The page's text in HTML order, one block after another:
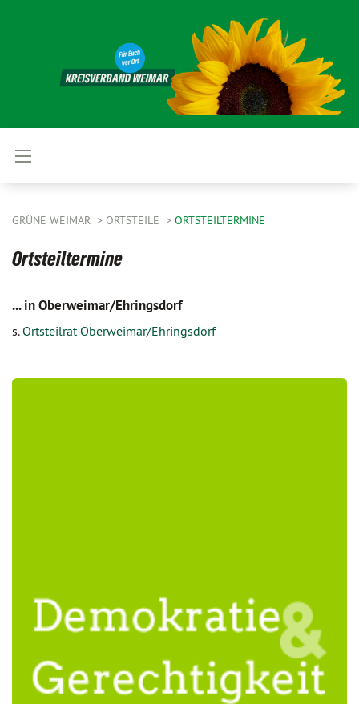
GRÜNE WEIMAR ORTSTEILE ORTSTEILTERMINE
Ortsteiltermine
... in Oberweimar/Ehringsdorf
s.Ortsteilrat Oberweimar/Ehringsdorf